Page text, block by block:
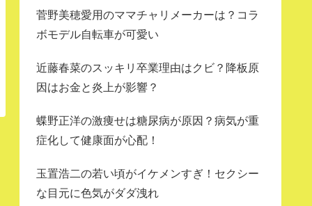
菅野美穂愛用のママチャリメーカーは？コラ
ボモデル自転車が可愛い
近藤春菜のスッキリ卒業理由はクビ？降板原
因はお金と炎上が影響？
蝶野正洋の激痩せは糖尿病が原因？病気が重
症化して健康面が心配！
玉置浩二の若い頃がイケメンすぎ！セクシー
な目元に色気がダダ洩れ